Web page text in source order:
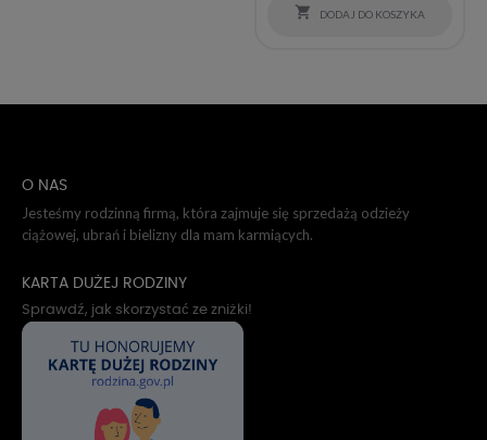
 DODAJ DO KOSZYKA
O NAS
Jesteśmy rodzinną firmą, która zajmuje się sprzedażą odzieży
ciążowej, ubrań i bielizny dla mam karmiących.
KARTA DUŻEJ RODZINY
Sprawdź, jak skorzystać ze zniżki!